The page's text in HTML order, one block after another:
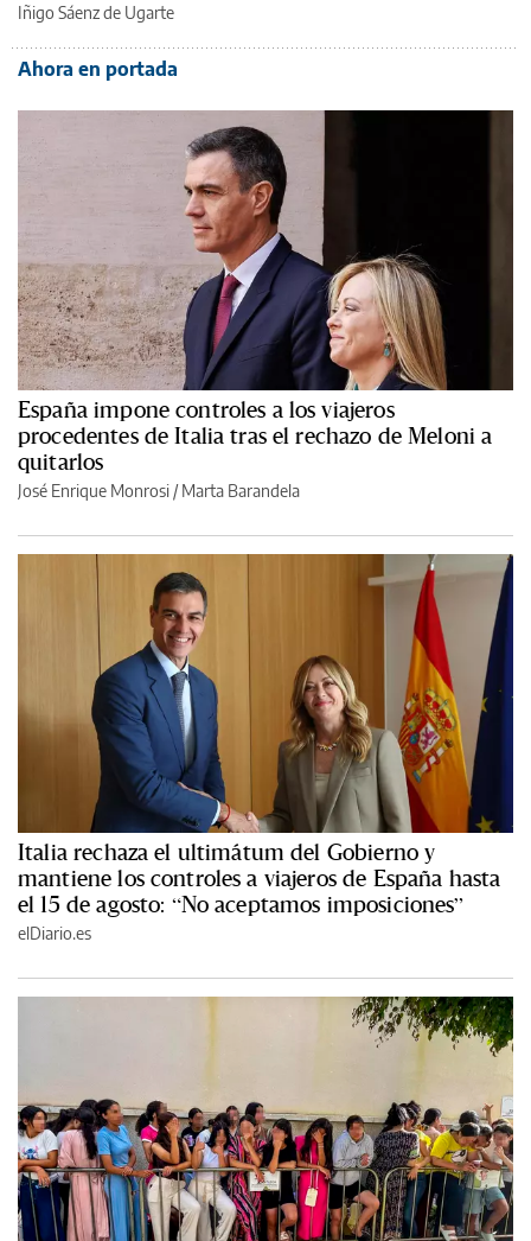
Iñigo Sáenz de Ugarte
Ahora en portada
España impone controles a los viajeros
procedentes de Italia tras el rechazo de Meloni a
quitarlos
José Enrique Monrosi /Marta Barandela
Italia rechaza el ultimátum del Gobierno y
mantiene los controles a viajeros de España hasta
el 15 de agosto: “No aceptamos imposiciones”
elDiario.es